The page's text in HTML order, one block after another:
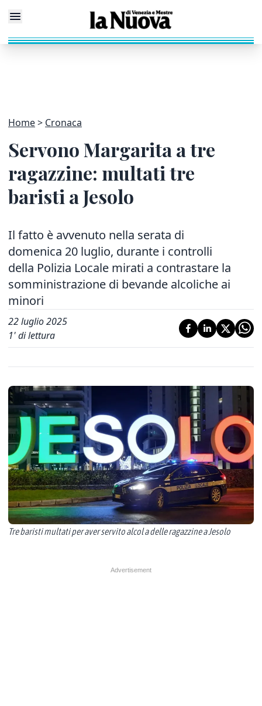
Home Cronaca
Servono Margarita a tre
ragazzine: multati tre
baristi a Jesolo
Il fatto è avvenuto nella serata di
domenica 20 luglio, durante i controlli
della Polizia Locale mirati a contrastare la
somministrazione di bevande alcoliche ai
minori
22 luglio 2025
1' di lettura
Tre baristi multati per aver servito alcol a delle ragazzine a Jesolo